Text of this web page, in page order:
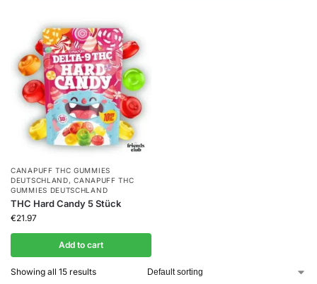
CANAPUFF THC GUMMIES​
DEUTSCHLAND,CANAPUFF THC
GUMMIES​ DEUTSCHLAND
THC Hard Candy 5 Stück
€21.97
Add to cart
Showing all 15 results